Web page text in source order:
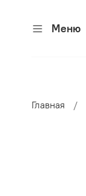
Меню
Главная